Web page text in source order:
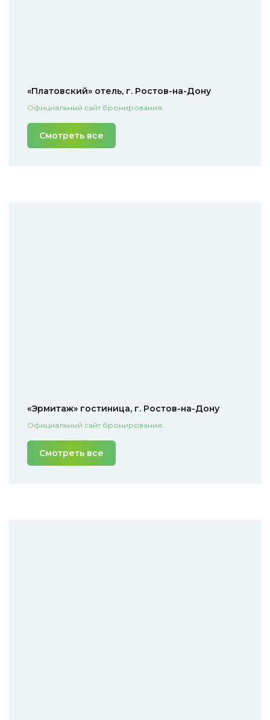
«Платовский» отель, г. Ростов-на-Дону
Официальный сайт бронирования.
Смотреть все
«Эрмитаж» гостиница, г. Ростов-на-Дону
Официальный сайт бронирования.
Смотреть все